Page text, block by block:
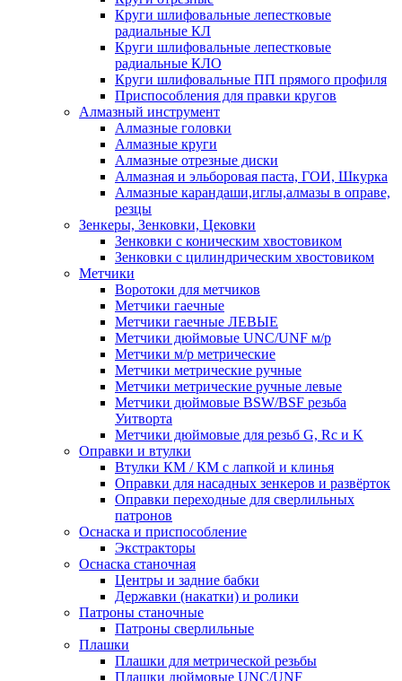
Круги шлифовальные лепестковые
радиальные КЛ
Круги шлифовальные лепестковые
радиальные КЛО
Круги шлифовальные ПП прямого профиля
Приспособления для правки кругов
Алмазный инструмент
Алмазные головки
Алмазные круги
Алмазные отрезные диски
Алмазная и эльборовая паста, ГОИ, Шкурка
Алмазные карандаши,иглы,алмазы в оправе,
резцы
Зенкеры, Зенковки, Цековки
Зенковки с коническим хвостовиком
Зенковки с цилиндрическим хвостовиком
Метчики
Воротоки для метчиков
Метчики гаечные
Метчики гаечные ЛЕВЫЕ
Метчики дюймовые UNC/UNF м/р
Метчики м/р метрические
Метчики метрические ручные
Метчики метрические ручные левые
Метчики дюймовые BSW/BSF резьба
Уитворта
Метчики дюймовые для резьб G, Rc и K
Оправки и втулки
Втулки КМ / КМ с лапкой и клинья
Оправки для насадных зенкеров и развёрток
Оправки переходные для сверлильных
патронов
Оснаска и приспособление
Экстракторы
Оснаска станочная
Центры и задние бабки
Державки (накатки) и ролики
Патроны станочные
Патроны сверлильные
Плашки
Плашки для метрической резьбы
Плашки дюймовые UNC/UNF